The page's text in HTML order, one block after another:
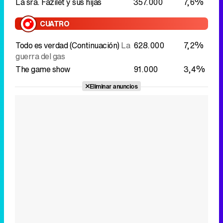
CUATRO
Todo es verdad (Continuación)La
guerra del gas
628.000
7,2%
The game show
91.000 3,4%
Eliminar anuncios